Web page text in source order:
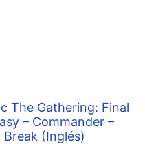
The Gathering: Final
– Commander –
Break (Inglés)